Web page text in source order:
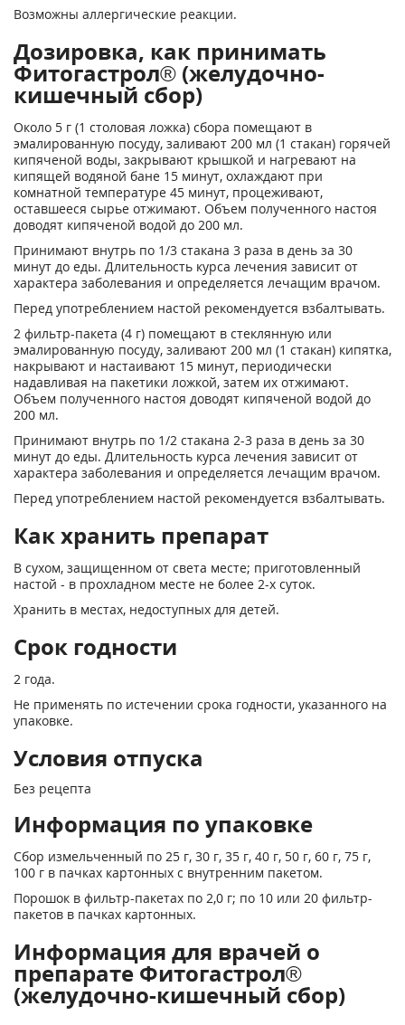
Возможны аллергические реакции.
Дозировка, как принимать
Фитогастрол® (желудочно-
кишечный сбор)
Около 5 г (1 столовая ложка) сбора помещают в
эмалированную посуду, заливают 200 мл (1 стакан) горячей
кипяченой воды, закрывают крышкой и нагревают на
кипящей водяной бане 15 минут, охлаждают при
комнатной температуре 45 минут, процеживают,
оставшееся сырье отжимают. Объем полученного настоя
доводят кипяченой водой до 200 мл.
Принимают внутрь по 1/3 стакана 3 раза в день за 30
минут до еды. Длительность курса лечения зависит от
характера заболевания и определяется лечащим врачом.
Перед употреблением настой рекомендуется взбалтывать.
2 фильтр-пакета (4 г) помещают в стеклянную или
эмалированную посуду, заливают 200 мл (1 стакан) кипятка,
накрывают и настаивают 15 минут, периодически
надавливая на пакетики ложкой, затем их отжимают.
Объем полученного настоя доводят кипяченой водой до
200 мл.
Принимают внутрь по 1/2 стакана 2-3 раза в день за 30
минут до еды. Длительность курса лечения зависит от
характера заболевания и определяется лечащим врачом.
Перед употреблением настой рекомендуется взбалтывать.
Как хранить препарат
В сухом, защищенном от света месте; приготовленный
настой - в прохладном месте не более 2-х суток.
Хранить в местах, недоступных для детей.
Срок годности
2 года.
Не применять по истечении срока годности, указанного на
упаковке.
Условия отпуска
Без рецепта
Информация по упаковке
Сбор измельченный по 25 г, 30 г, 35 г, 40 г, 50 г, 60 г, 75 г,
100 г в пачках картонных с внутренним пакетом.
Порошок в фильтр-пакетах по 2,0 г; по 10 или 20 фильтр-
пакетов в пачках картонных.
Информация для врачей о
препарате Фитогастрол®
(желудочно-кишечный сбор)